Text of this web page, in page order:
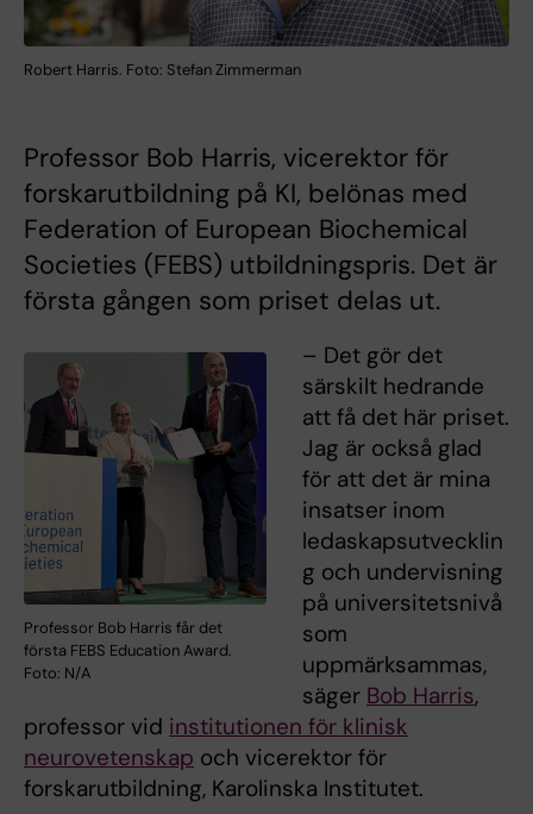
Robert Harris. Foto: Stefan Zimmerman
Professor Bob Harris, vicerektor för
forskarutbildning på KI, belönas med
Federation of European Biochemical
Societies (FEBS) utbildningspris. Det är
första gången som priset delas ut.
Professor Bob Harris får det
första FEBS Education Award.
Foto: N/A
– Det gör det
särskilt hedrande
att få det här priset.
Jag är också glad
för att det är mina
insatser inom
ledaskapsutvecklin
g och undervisning
på universitetsnivå
som
uppmärksammas,
säger Bob Harris,
professor vid institutionen för klinisk
neurovetenskap och vicerektor för
forskarutbildning, Karolinska Institutet.